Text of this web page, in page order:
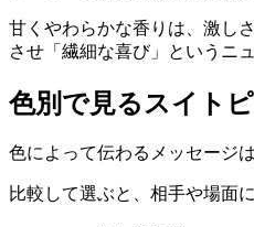
甘くやわらかな香りは、激し
させ「繊細な喜び」というニ
色別で見るスイト
色によって伝わるメッセージ
比較して選ぶと、相手や場面